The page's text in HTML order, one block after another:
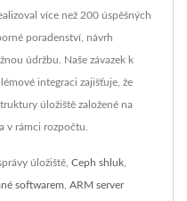
více než 200 úspěšných
poradenství, návrh
údržbu. Naše závazek k
integraci zajišťuje, že
úložiště založené na
v rámci rozpočtu.
úložiště, Ceph shluk
softwarem ARM server